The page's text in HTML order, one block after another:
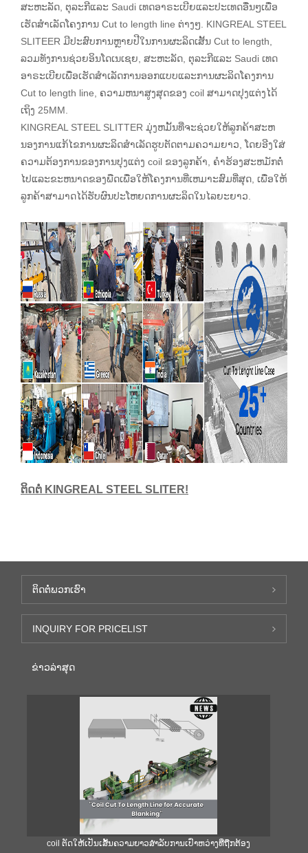
ສະຫະລັດ, ຕຸລະກີແລະ Saudi ເທດອາຣະເບີຍແລະປະເທດອື່ນໆເພື່ອ
ເຮັດສໍາເລັດໂຄງການ Cut to length line ຕ່າງໆ. KINGREAL STEEL
SLITEER ມີປະສົບການຫຼາຍປີໃນການຜະລິດເສັ້ນ Cut to length,
ລວມທັງການຊ່ວຍອິນໂດເນເຊຍ, ສະຫະລັດ, ຕຸລະກີແລະ Saudi ເທດ
ອາຣະເບີຍເພື່ອເຮັດສໍາເລັດການອອກແບບແລະການຜະລິດໂຄງການ
Cut to length line, ຄວາມຫນາສູງສຸດຂອງ coil ສາມາດປຸງແຕ່ງໄດ້
ເຖິງ 25MM.
KINGREAL STEEL SLITTER ມຸ່ງຫມັ້ນທີ່ຈະຊ່ວຍໃຫ້ລູກຄ້າສະຫ
ນອງການແກ້ໄຂການຜະລິດສໍາເລັດຮູບຕັດຕາມຄວາມຍາວ, ໂດຍອີງໃສ່
ຄວາມຕ້ອງການຂອງການປຸງແຕ່ງ coil ຂອງລູກຄ້າ, ຄໍາຮ້ອງສະຫມັກຕໍ່
ໄປແລະຂະຫນາດຂອງພືດເພື່ອໃຫ້ໂຄງການທີ່ເຫມາະສົມທີ່ສຸດ, ເພື່ອໃຫ້
ລູກຄ້າສາມາດໄດ້ຮັບຜົນປະໂຫຍດການຜະລິດໃນໄລຍະຍາວ.
ຕິດຕໍ່ KINGREAL STEEL SLITER!
ຕິດ​ຕໍ່​ພວກ​ເຮົາ
INQUIRY FOR PRICELIST
ຂ່າວ​ລ່າ​ສຸດ
coil ຕັດໃຫ້ເປັນເສັ້ນຄວາມຍາວສໍາລັບການເປົ່າຫວ່າງທີ່ຖືກຕ້ອງ